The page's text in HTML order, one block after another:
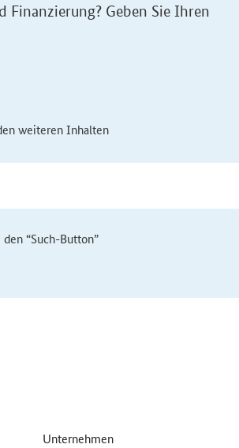
Geben Sie Ihren
weiteren Inhalten
“Such-Button”
Unternehmen